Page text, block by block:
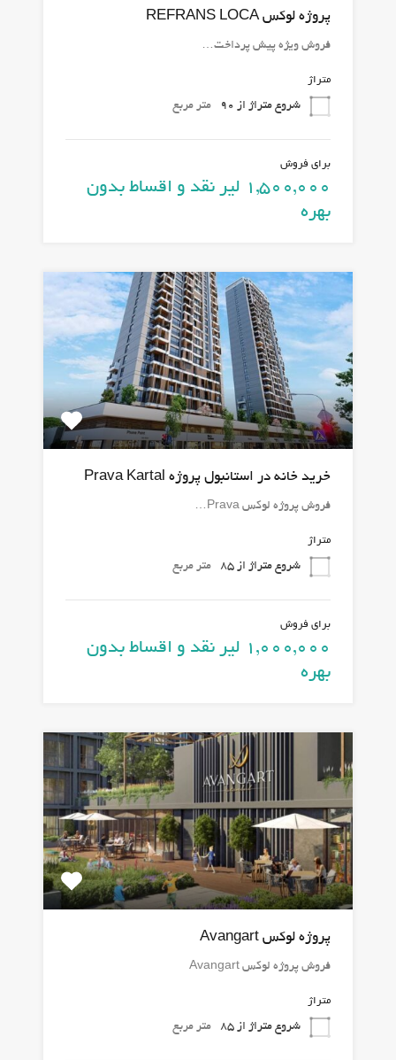
پروژه لوکس REFRANS LOCA
فروش ویژه پیش پرداخت…
متراژ
شروع متراژ از 90 متر مربع
برای فروش
1,500,000 لیر نقد و اقساط بدون
بهره
خرید خانه در استانبول پروژه Prava Kartal
فروش پروژه لوکس Prava…
متراژ
شروع متراژ از 85 متر مربع
برای فروش
1,000,000 لیر نقد و اقساط بدون
بهره
پروژه لوکس Avangart
فروش پروژه لوکس Avangart
متراژ
شروع متراژ از 85 متر مربع